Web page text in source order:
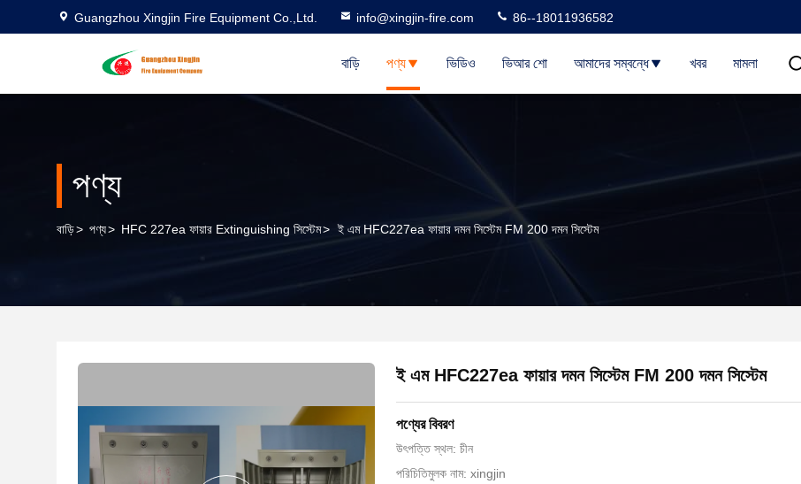
Guangzhou Xingjin Fire Equipment Co.,Ltd. info@xingjin-fire.com 86--18011936582
বাড়ি পণ্য ভিডিও ভিআর শো আমাদের সম্বন্ধে খবর মামলা
পণ্য
বাড়ি> পণ্য> HFC 227ea ফায়ার Extinguishing সিস্টেম> ই এম HFC227ea ফায়ার দমন সিস্টেম FM 200 দমন সিস্টেম
ই এম HFC227ea ফায়ার দমন সিস্টেম FM 200 দমন সিস্টেম
পণ্যের বিবরণ
উৎপত্তি স্থল: চীন
পরিচিতিমুলক নাম: xingjin